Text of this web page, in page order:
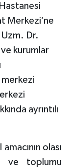
Merkezi’ne
Dr.
ve kurumlar
merkezi
ayrıntılı
olası
ve toplumu